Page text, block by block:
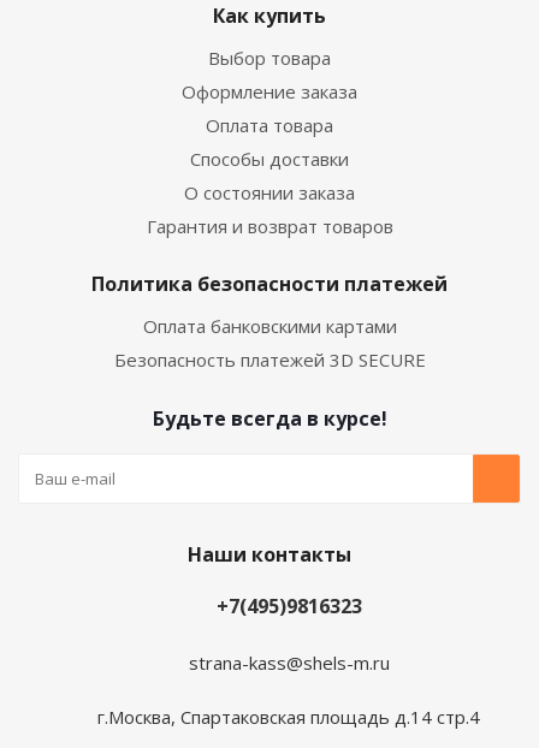
Как купить
Выбор товара
Оформление заказа
Оплата товара
Способы доставки
О состоянии заказа
Гарантия и возврат товаров
Политика безопасности платежей
Оплата банковскими картами
Безопасность платежей 3D SECURE
Будьте всегда в курсе!
Наши контакты
+7(495)9816323
strana-kass@shels-m.ru
г.Москва, Спартаковская площадь д.14 стр.4